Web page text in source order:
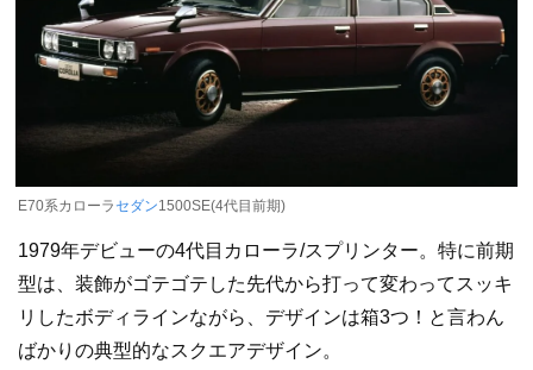
E70系カローラセダン1500SE(4代目前期)
1979年デビューの4代目カローラ/スプリンター。特に前期
型は、装飾がゴテゴテした先代から打って変わってスッキ
リしたボディラインながら、デザインは箱3つ！と言わん
ばかりの典型的なスクエアデザイン。